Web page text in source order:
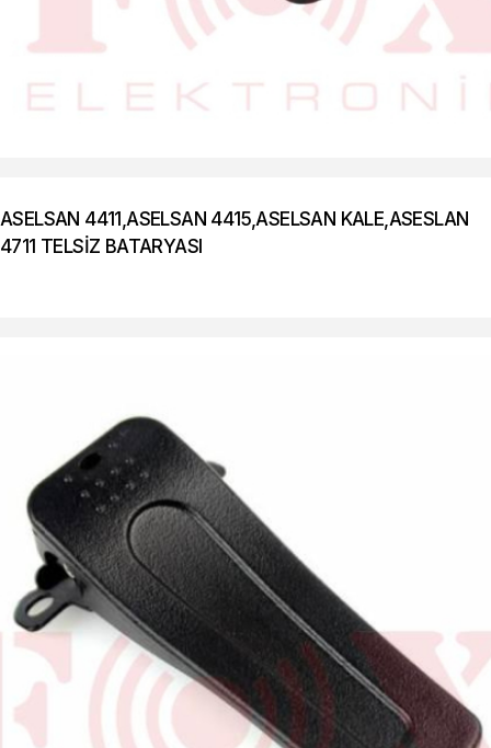
ASELSAN 4411,ASELSAN 4415,ASELSAN KALE,ASESLAN
4711 TELSİZ BATARYASI